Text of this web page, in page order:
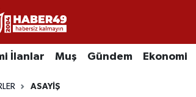
İlanlar Muş Gündem Ekonomi
ASAYIŞ
Eczaneler